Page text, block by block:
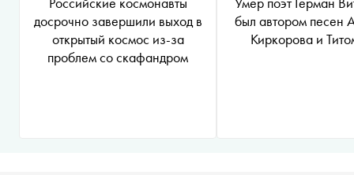
досрочно завершили выход в
открытый космос из-за
проблем со скафандром
был автором песен
Киркорова и